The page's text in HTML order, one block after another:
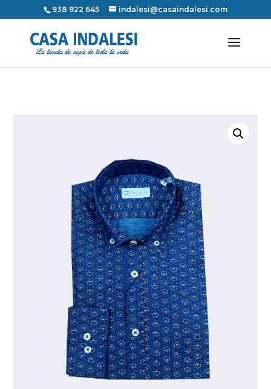
938 922 645 indalesi@casaindalesi.com